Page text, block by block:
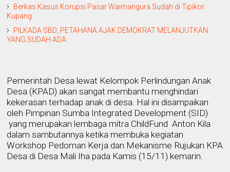
Berkas Kasus Korupsi Pasar Waimangura Sudah di Tipikor
Kupang
PILKADA SBD; PETAHANA AJAK DEMOKRAT MELANJUTKAN
YANG SUDAH ADA
Pemerintah Desa lewat Kelompok Perlindungan Anak
Desa (KPAD) akan sangat membantu menghindari
kekerasan terhadap anak di desa. Hal ini disampaikan
oleh Pimpinan Sumba Integrated Development (SID)
yang merupakan lembaga mitra ChildFund Anton Kila
dalam sambutannya ketika membuka kegiatan
Workshop Pedoman Kerja dan Mekanisme Rujukan KPA
Desa di Desa Mali Iha pada Kamis (15/11) kemarin.